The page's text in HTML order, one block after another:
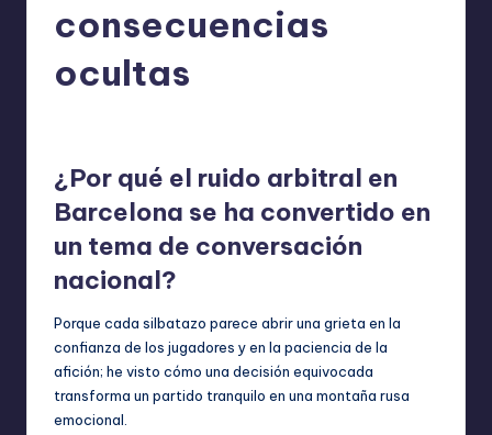
consecuencias
ocultas
¿Por qué el ruido arbitral en
Barcelona se ha convertido en
un tema de conversación
nacional?
Porque cada silbatazo parece abrir una grieta en la
confianza de los jugadores y en la paciencia de la
afición; he visto cómo una decisión equivocada
transforma un partido tranquilo en una montaña rusa
emocional.